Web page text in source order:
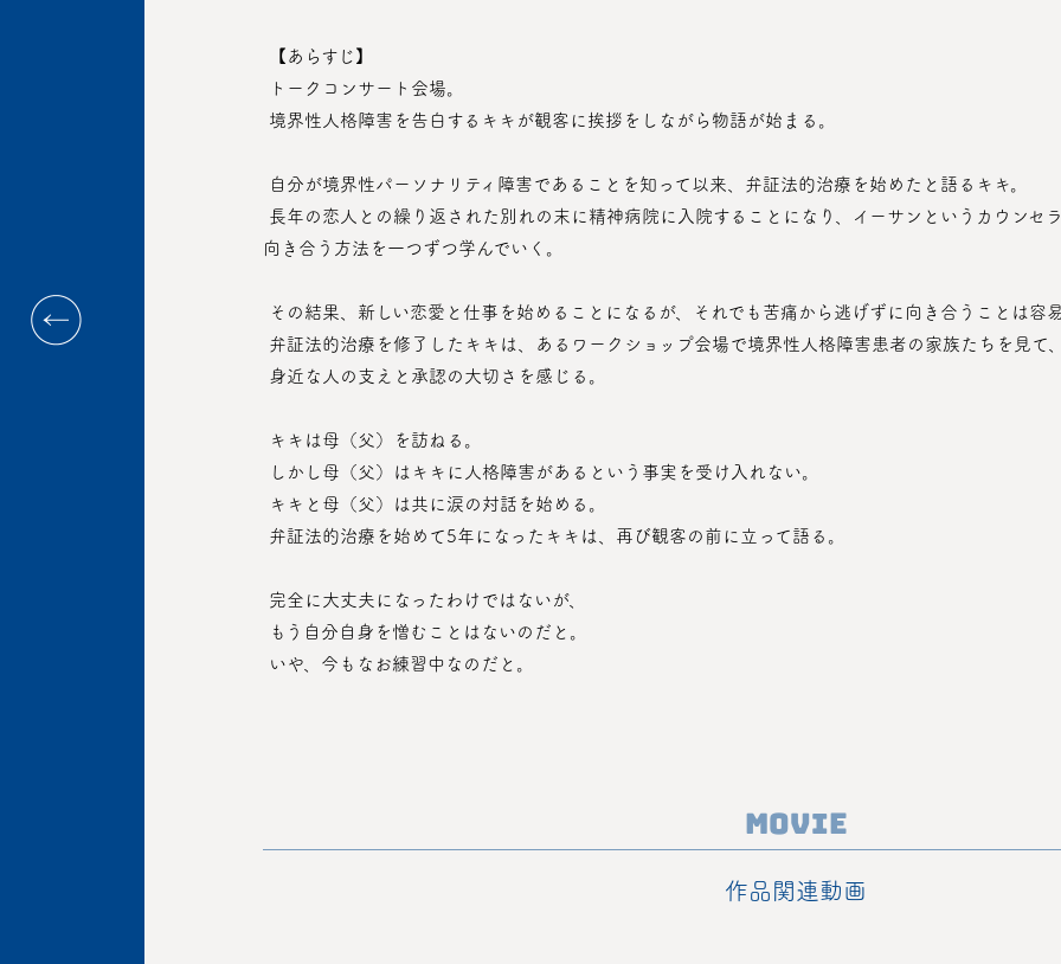
【あらすじ】
トークコンサート会場。
境界性人格障害を告白するキキが観客に挨拶をしながら物語が始まる。
自分が境界性パーソナリティ障害であることを知って以来、弁証法的治療を始めたと語るキキ。
向き合う方法を一つずつ学んでいく。
その結果、新しい恋愛と仕事を始めることになるが、それでも苦痛から逃げずに向き合うことは容
弁証法的治療を修了したキキは、あるワークショップ会場で境界性人格障害患者の家族たちを見て
身近な人の支えと承認の大切さを感じる。
キキは母（父）を訪ねる。
しかし母（父）はキキに人格障害があるという事実を受け入れない。
キキと母（父）は共に涙の対話を始める。
弁証法的治療を始めて5年になったキキは、再び観客の前に立って語る。
完全に大丈夫になったわけではないが、
もう自分自身を憎むことはないのだと。
いや、今もなお練習中なのだと。
Movie
作品関連動画